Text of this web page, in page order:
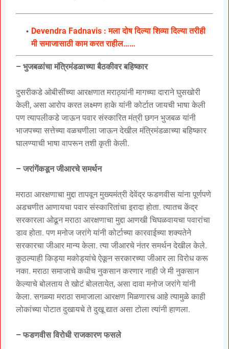
Devendra Fadnavis : मला दोष दिल्या शिव्या दिल्या तरीही
मी समाजासाठी काम करत राहील……
– भुजबळांचा मंत्रिमंडळाच्या बैठकीवर बहिष्कार
दुसरीकडे ओबीसींच्या आरक्षणात मराठ्यांनी मागच्या दाराने घुसखोरी
केली, असा आरोप करत लक्ष्मण हाके यांनी कोर्टात जायची भाषा केली
पण त्यापलीकडे जाऊन पवार संस्कारित मंत्री छगन भुजबळ यांनी
भाजपच्या सत्तेच्या वळचणीला जाऊन देखील मंत्रिमंडळाच्या बहिष्कार
घालण्याची भाषा वापरून तशी कृती केली.
– जरांगेंकडून जीआरचे समर्थन
मराठा आरक्षणाचा मुद्दा तापवून मुख्यमंत्री देवेंद्र फडणवीस यांना पूर्णपणे
अडचणीत आणायचा पवार संस्कारितांचा इरादा होता. त्यातच केंद्र
सरकारला ओढून मराठा आरक्षणाचा मुद्दा आणखी चिघळवायचा पवारांचा
डाव होता. पण मनोज जरांगे यांनी कोर्टाच्या कारवाईच्या शक्यतेने
सरकारचा जीआर मान्य केला. त्या जीआरचे नंतर समर्थन देखील केले.
कुठल्याही किड्या मकोड्यांचे ऐकून सरकारच्या जीआर ला विरोध करू
नका. मराठा समाजाचे कधीच नुकसान करणार नाही जे मी नुकसान
केल्याचे बोलताय ते खोटं बोलतायेत, असा दावा मनोज जरांगे यांनी
केला. सगळ्या मराठा समाजाला आरक्षण मिळणारच आहे त्यामुळे काही
लोकांच्या पोटात दुखायचे ते दुखू द्यात असा टोला त्यांनी हाणला.
– फडणवीस विरोधी राजकारण फसले